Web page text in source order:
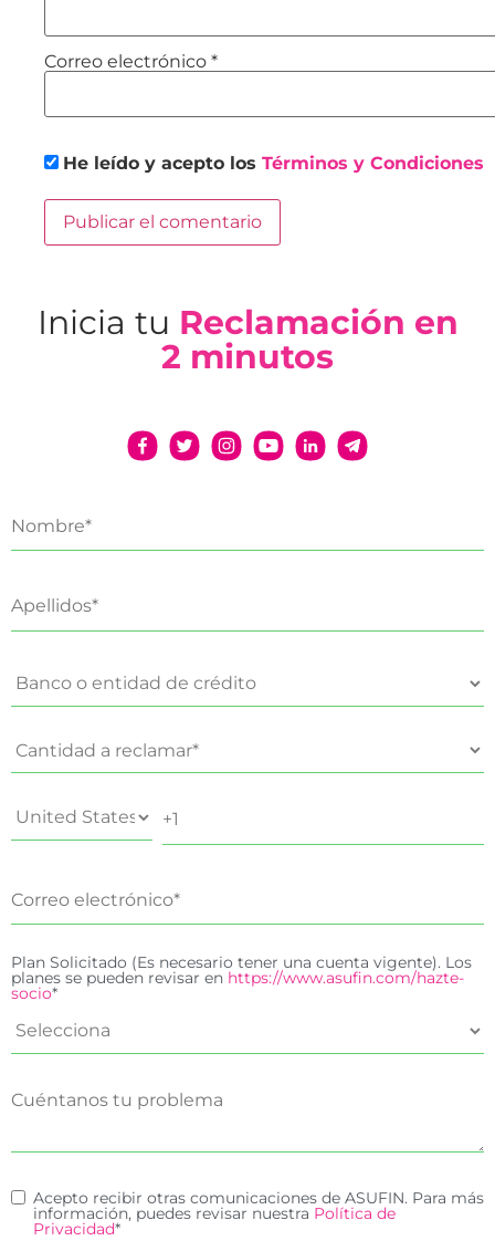
Correo electrónico *
He leído y acepto los Términos y Condiciones
Inicia tu Reclamación en
2 minutos
Plan Solicitado (Es necesario tener una cuenta vigente). Los
planes se pueden revisar en https://www.asufin.com/hazte-
socio*
Acepto recibir otras comunicaciones de ASUFIN. Para más
información, puedes revisar nuestra Política de
Privacidad*